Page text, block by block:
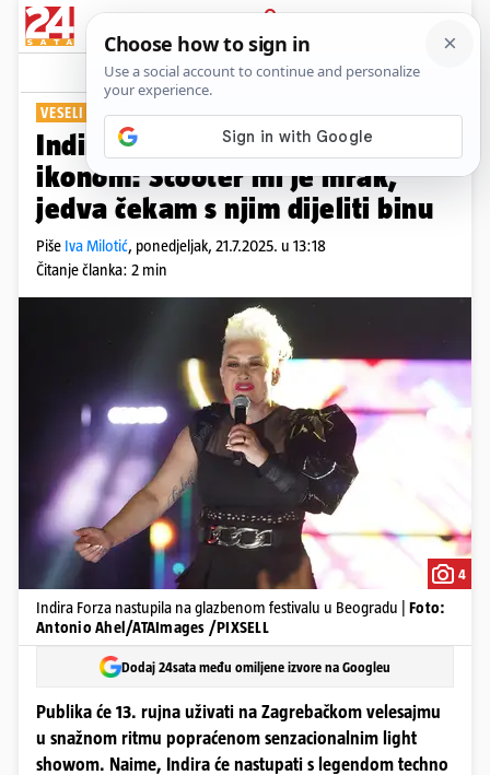
PRIJAVA
Show Komentari
VESELI SE KONCERTU
Indira uskoro nastupa s rave
ikonom: Scooter mi je mrak,
jedva čekam s njim dijeliti binu
Piše Iva Milotić, ponedjeljak, 21.7.2025. u 13:18
Čitanje članka: 2 min
4
Indira Forza nastupila na glazbenom festivalu u Beogradu | Foto:
Antonio Ahel/ATAImages /PIXSELL
Dodaj 24sata među omiljene izvore na Googleu
Publika će 13. rujna uživati na Zagrebačkom velesajmu
u snažnom ritmu popraćenom senzacionalnim light
showom. Naime, Indira će nastupati s legendom techno